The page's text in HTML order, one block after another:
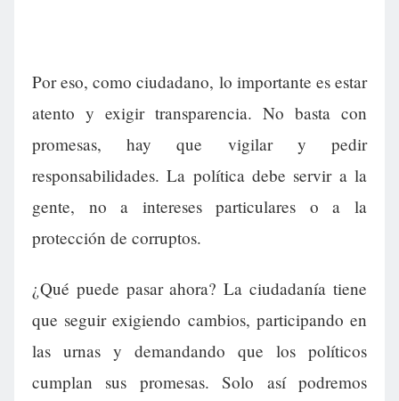
Por eso, como ciudadano, lo importante es estar
atento y exigir transparencia. No basta con
promesas, hay que vigilar y pedir
responsabilidades. La política debe servir a la
gente, no a intereses particulares o a la
protección de corruptos.
¿Qué puede pasar ahora? La ciudadanía tiene
que seguir exigiendo cambios, participando en
las urnas y demandando que los políticos
cumplan sus promesas. Solo así podremos